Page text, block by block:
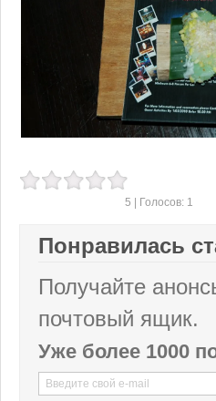
5 | Голосов: 1
Понравилась
Получайте
почтовый ящик.
Уже более 1000